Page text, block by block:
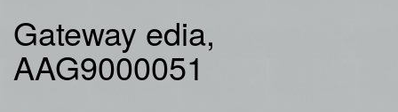
Gateway edia,
AAG9000051